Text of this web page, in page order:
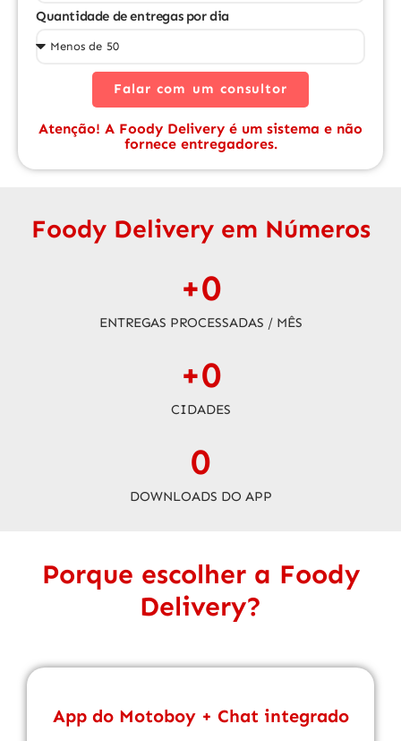
Quantidade de entregas por dia
Falar com um consultor
Atenção! A Foody Delivery é um sistema e não
fornece entregadores.
Foody Delivery em Números
ENTREGAS PROCESSADAS / MÊS
+0
CIDADES
+0
DOWNLOADS DO APP
0
Porque escolher a Foody
Delivery?
App do Motoboy + Chat integrado